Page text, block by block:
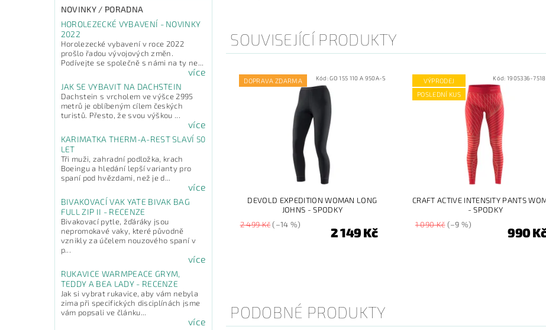
NOVINKY / PORADNA
HOROLEZECKÉ VYBAVENÍ - NOVINKY
2022
Horolezecké vybavení v roce 2022
prošlo řadou vývojových změn.
Podívejte se společně s námi na ty ne...
více
JAK SE VYBAVIT NA DACHSTEIN
Dachstein s vrcholem ve výšce 2995
metrů je oblíbeným cílem českých
turistů. Přesto, že svou výškou ...
více
KARIMATKA THERM-A-REST SLAVÍ 50
LET
Tři muži, zahradní podložka, krach
Boeingu a hledání lepší varianty pro
spaní pod hvězdami, než je d...
více
BIVAKOVACÍ VAK YATE BIVAK BAG
FULL ZIP II - RECENZE
Bivakovací pytle, žďáráky jsou
nepromokavé vaky, které původně
vznikly za účelem nouzového spaní v
p...
více
RUKAVICE WARMPEACE GRYM,
TEDDY A BEA LADY - RECENZE
Jak si vybrat rukavice, aby vám nebyla
zima při specifických disciplínách jsme
vám popsali ve článku...
více
SOUVISEJÍCÍ PRODUKTY
DOPRAVA ZDARMA Kód:GO 155 110 A 950A-S
DEVOLD EXPEDITION WOMAN LONG
JOHNS - SPODKY
2 499 Kč(–14 %)
2 149 Kč
VÝPRODEJ
POSLEDNÍ KUS
Kód: 1905336-
CRAFT ACTIVE INTENSITY PANTS
- SPODKY
1 090 Kč(–9 %)
990
PODOBNÉ PRODUKTY